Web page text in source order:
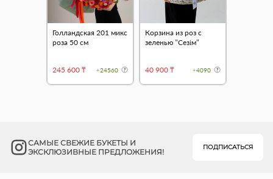
Голландская 201 микс
роза 50 см
245 600 ₸ +24560
Корзина из роз с
зеленью "Сезім"
40 900 ₸ +4090
САМЫЕ СВЕЖИЕ БУКЕТЫ И
ЭКСКЛЮЗИВНЫЕ ПРЕДЛОЖЕНИЯ!
ПОДПИСАТЬСЯ